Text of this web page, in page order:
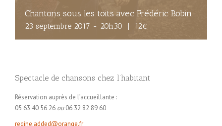
Chantons sous les toits avec Frédéric Bobin
23 septembre 2017 - 20h30 | 12€
Spectacle de chansons chez l’habitant
Réservation auprès de l’accueillante :
05 63 40 56 26 ou06 32 82 89 60
regine.added@orange.fr